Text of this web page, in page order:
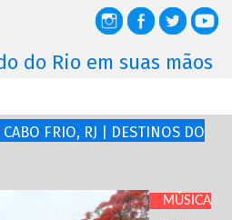
do Rio em suas mãos
FRIO, RJ | DESTINOS DO
MÚSICA